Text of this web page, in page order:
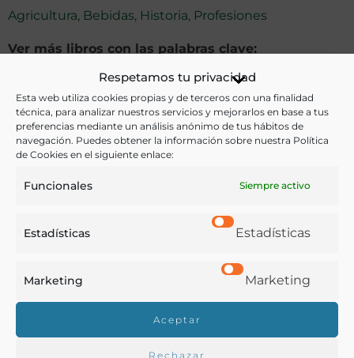
Respetamos tu privacidad
Esta web utiliza cookies propias y de terceros con una finalidad
técnica, para analizar nuestros servicios y mejorarlos en base a tus
preferencias mediante un análisis anónimo de tus hábitos de
navegación. Puedes obtener la información sobre nuestra Política
de Cookies en el siguiente enlace:
Funcionales Siempre activo
Estadísticas Estadísticas
Marketing Marketing
Aceptar
Rechazar
Agricultura, Bebidas, Historia, Profesiones
Ver más libros con las palabras clave:
Campesinos, Colombia,Mujeres
Profesiones
Biblioteca digital Duque de Ahumada